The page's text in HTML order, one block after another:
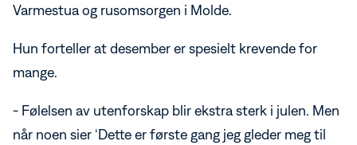
Varmestua og rusomsorgen i Molde.
Hun forteller at desember er spesielt krevende for
mange.
- Følelsen av utenforskap blir ekstra sterk i julen. Men
når noen sier ‘Dette er første gang jeg gleder meg til